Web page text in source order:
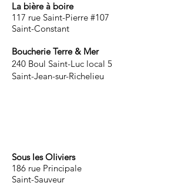
La bière à boire
117 rue Saint-Pierre #107
Saint-Constant
Boucherie Terre & Mer
240 Boul Saint-Luc local 5
Saint-Jean-sur-Richelieu
Sous les Oliviers
186 rue Principale
Saint-Sauveur